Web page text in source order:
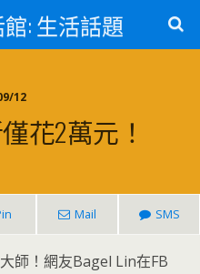
館: 生活話題
12
花2萬元！
Mail SMS
師！網友Bagel Lin在FB